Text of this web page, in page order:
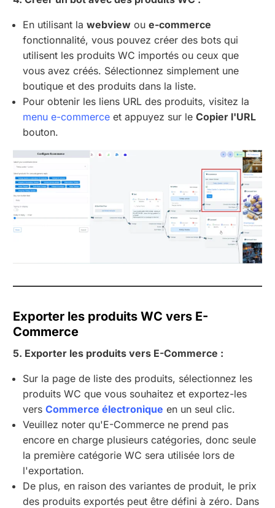
En utilisant lawebview oue-commerce
fonctionnalité, vous pouvez créer des bots qui
utilisent les produits WC importés ou ceux que
vous avez créés. Sélectionnez simplement une
boutique et des produits dans la liste.
Pour obtenir les liens URL des produits, visitez la
menu e-commerce et appuyez sur leCopier l'URL
bouton.
Exporter les produits WC vers E-
Commerce
5. Exporter les produits vers E-Commerce :
Sur la page de liste des produits, sélectionnez les
produits WC que vous souhaitez et exportez-les
versCommerce électronique en un seul clic.
Veuillez noter qu'E-Commerce ne prend pas
encore en charge plusieurs catégories, donc seule
la première catégorie WC sera utilisée lors de
l'exportation.
De plus, en raison des variantes de produit, le prix
des produits exportés peut être défini à zéro. Dans